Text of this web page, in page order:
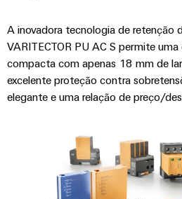
A inovadora tecnologia de retenção
VARITECTOR PU AC S permite
compacta com apenas 18 mm de
excelente proteção contra
elegante e uma relação de preço/